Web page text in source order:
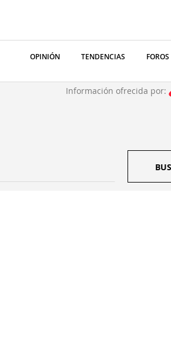
OPINIÓN TENDENCIAS FOROS
Información ofrecida por: